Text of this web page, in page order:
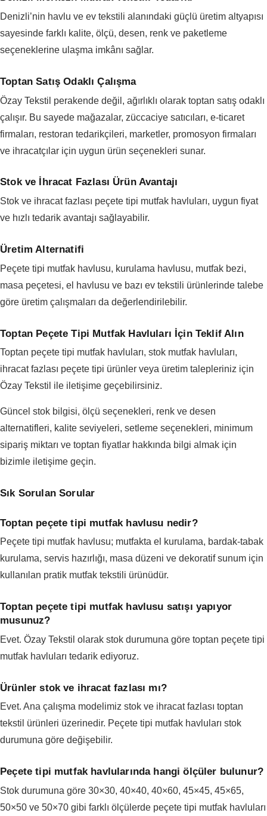
Denizli’nin havlu ve ev tekstili alanındaki güçlü üretim altyapısı
sayesinde farklı kalite, ölçü, desen, renk ve paketleme
seçeneklerine ulaşma imkânı sağlar.
Toptan Satış Odaklı Çalışma
Özay Tekstil perakende değil, ağırlıklı olarak toptan satış odaklı
çalışır. Bu sayede mağazalar, züccaciye satıcıları, e-ticaret
firmaları, restoran tedarikçileri, marketler, promosyon firmaları
ve ihracatçılar için uygun ürün seçenekleri sunar.
Stok ve İhracat Fazlası Ürün Avantajı
Stok ve ihracat fazlası peçete tipi mutfak havluları, uygun fiyat
ve hızlı tedarik avantajı sağlayabilir.
Üretim Alternatifi
Peçete tipi mutfak havlusu, kurulama havlusu, mutfak bezi,
masa peçetesi, el havlusu ve bazı ev tekstili ürünlerinde talebe
göre üretim çalışmaları da değerlendirilebilir.
Toptan Peçete Tipi Mutfak Havluları İçin Teklif Alın
Toptan peçete tipi mutfak havluları, stok mutfak havluları,
ihracat fazlası peçete tipi ürünler veya üretim talepleriniz için
Özay Tekstil ile iletişime geçebilirsiniz.
Güncel stok bilgisi, ölçü seçenekleri, renk ve desen
alternatifleri, kalite seviyeleri, setleme seçenekleri, minimum
sipariş miktarı ve toptan fiyatlar hakkında bilgi almak için
bizimle iletişime geçin.
Sık Sorulan Sorular
Toptan peçete tipi mutfak havlusu nedir?
Peçete tipi mutfak havlusu; mutfakta el kurulama, bardak-tabak
kurulama, servis hazırlığı, masa düzeni ve dekoratif sunum için
kullanılan pratik mutfak tekstili ürünüdür.
Toptan peçete tipi mutfak havlusu satışı yapıyor
musunuz?
Evet. Özay Tekstil olarak stok durumuna göre toptan peçete tipi
mutfak havluları tedarik ediyoruz.
Ürünler stok ve ihracat fazlası mı?
Evet. Ana çalışma modelimiz stok ve ihracat fazlası toptan
tekstil ürünleri üzerinedir. Peçete tipi mutfak havluları stok
durumuna göre değişebilir.
Peçete tipi mutfak havlularında hangi ölçüler bulunur?
Stok durumuna göre 30×30, 40×40, 40×60, 45×45, 45×65,
50×50 ve 50×70 gibi farklı ölçülerde peçete tipi mutfak havluları